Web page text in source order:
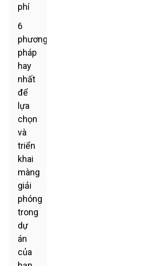
phí
6
phương
pháp
hay
nhất
để
lựa
chọn
và
triển
khai
màng
giải
phóng
trong
dự
án
của